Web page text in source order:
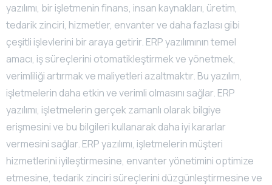
yazılımı, bir işletmenin finans, insan kaynakları, üretim,
tedarik zinciri, hizmetler, envanter ve daha fazlası gibi
çeşitli işlevlerini bir araya getirir. ERP yazılımının temel
amacı, iş süreçlerini otomatikleştirmek ve yönetmek,
verimliliği artırmak ve maliyetleri azaltmaktır. Bu yazılım,
işletmelerin daha etkin ve verimli olmasını sağlar. ERP
yazılımı, işletmelerin gerçek zamanlı olarak bilgiye
erişmesini ve bu bilgileri kullanarak daha iyi kararlar
vermesini sağlar. ERP yazılımı, işletmelerin müşteri
hizmetlerini iyileştirmesine, envanter yönetimini optimize
etmesine, tedarik zinciri süreçlerini düzgünleştirmesine ve